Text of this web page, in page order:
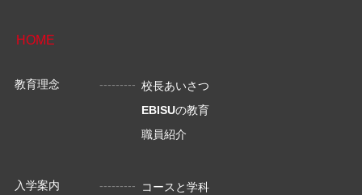
HOME
教育理念
校長あいさつ
EBISUの教育
職員紹介
入学案内
コースと学科